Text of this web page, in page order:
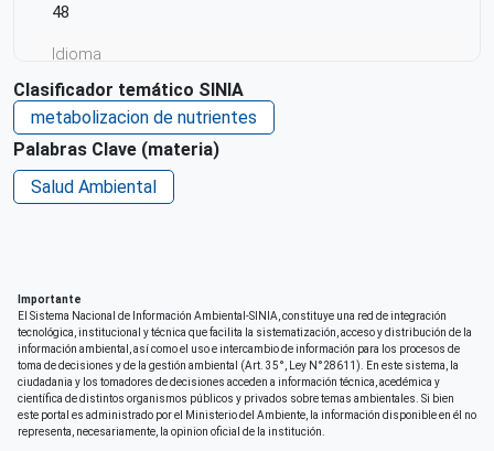
48
Idioma
Código ISBN
978-9915-9655-0-5
Ciudad de Origen
Montevideo
Derechos de acceso
Acceso irrestricto a todo su contenido
Repositorio de origen
SINIA
Clasificador temático SINIA
metabolizacion de nutrientes
Palabras Clave (materia)
Salud Ambiental
Importante
El Sistema Nacional de Información Ambiental-SINIA, constituye una red de integración
tecnológica, institucional y técnica que facilita la sistematización, acceso y distribución de la
información ambiental, así como el uso e intercambio de información para los procesos de
toma de decisiones y de la gestión ambiental (Art. 35°, Ley N°28611). En este sistema, la
ciudadania y los tomadores de decisiones acceden a información técnica, acedémica y
científica de distintos organismos públicos y privados sobre temas ambientales. Si bien
este portal es administrado por el Ministerio del Ambiente, la información disponible en él no
representa, necesariamente, la opinion oficial de la institución.